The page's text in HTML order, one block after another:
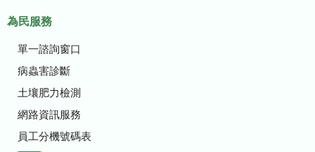
為民服務
單一諮詢窗口
病蟲害診斷
土壤肥力檢測
網路資訊服務
員工分機號碼表